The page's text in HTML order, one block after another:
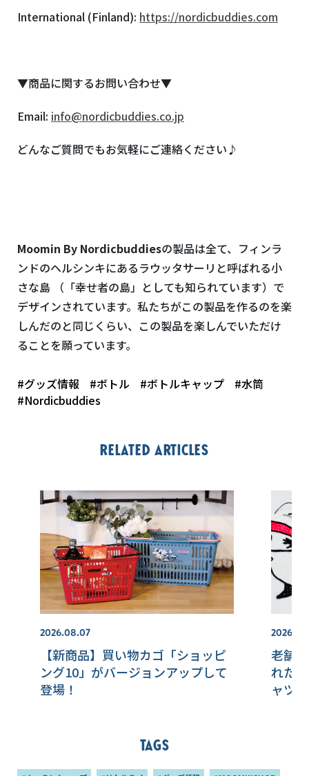
International (Finland): https://nordicbuddies.com
▼商品に関するお問い合わせ▼
Email: info@nordicbuddies.co.jp
どんなご質問でもお気軽にご連絡ください♪
Moomin By Nordicbuddiesの製品は全て、フィンラ
ンドのヘルシンキにあるラウッタサーリと呼ばれる小
さな島 （「幸せ者の島」としても知られています）で
デザインされています。私たちがこの製品を作るのを楽
しんだのと同じくらい、この製品を楽しんでいただけ
ることを願っています。
#グッズ情報 #ボトル #ボトルキャップ
#水筒
#Nordicbuddies
Related articles
2026.08.07
【新商品】買い物カゴ「ショッピ
ング10」がバージョンアップして
登場！
老舗
れた
ャツ
Tags